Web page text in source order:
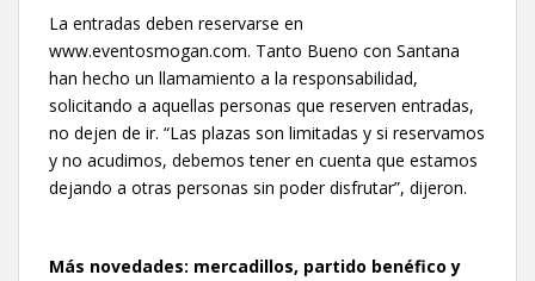
La entradas deben reservarse en
www.eventosmogan.com. Tanto Bueno con Santana
han hecho un llamamiento a la responsabilidad,
solicitando a aquellas personas que reserven entradas,
no dejen de ir. “Las plazas son limitadas y si reservamos
y no acudimos, debemos tener en cuenta que estamos
dejando a otras personas sin poder disfrutar”, dijeron.
Más novedades: mercadillos, partido benéfico y